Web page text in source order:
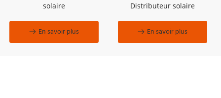
solaire
En savoir plus
Distributeur solaire
En savoir plus